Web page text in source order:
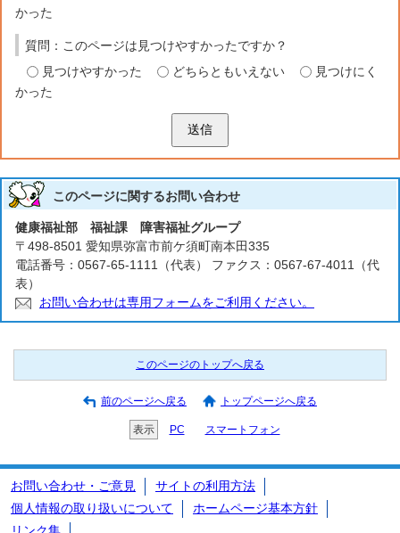
かった
質問：このページは見つけやすかったですか？
見つけやすかった
どちらともいえない
見つけにく
かった
送信
このページに関するお問い合わせ
健康福祉部 福祉課 障害福祉グループ
〒498-8501 愛知県弥富市前ケ須町南本田335
電話番号：0567-65-1111（代表） ファクス：0567-67-4011（代
表）
お問い合わせは専用フォームをご利用ください。
このページのトップへ戻る
前のページへ戻る トップページへ戻る
表示 PC スマートフォン
お問い合わせ・ご意見
サイトの利用方法
個人情報の取り扱いについて
ホームページ基本方針